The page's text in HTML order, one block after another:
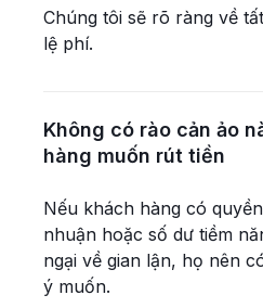
Chúng tôi sẽ rõ ràng về
lệ phí.
Không có rào cản ảo
hàng muốn rút tiền
Nếu khách hàng có
nhuận hoặc số dư tiềm
ngại về gian lận, họ nên
ý muốn.